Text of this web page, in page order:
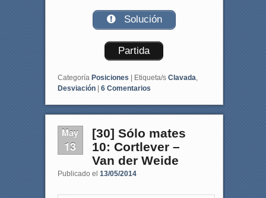
Solución
Partida
Categoría Posiciones Etiqueta/s Clavada,
Desviación
6Comentarios
May
13
[30] Sólo mates
10: Cortlever –
Van der Weide
Publicado el 13/05/2014